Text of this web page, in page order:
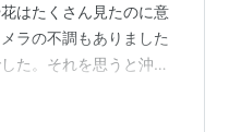
はたくさん見たのに意
ラの不調もありました
た。それを思うと沖縄
たね。 石垣島は半日３